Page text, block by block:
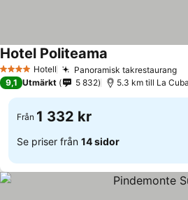
4 StjärnorHotell Panoramisk takrestaurang
Hotel Politeama
9,1 Utmärkt 5 832 5.3 km till La Cuba
Från 1 332 kr
Se priser från 14 sidor